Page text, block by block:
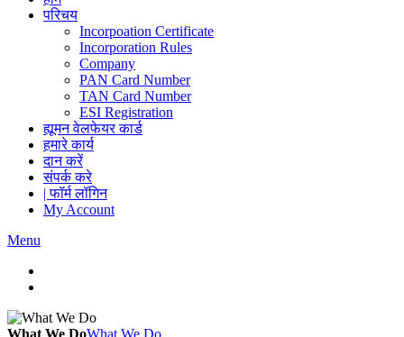
परिचय
Incorpoation Certificate
Incorporation Rules
Company
PAN Card Number
TAN Card Number
ESI Registration
ह्यूमन वेलफेयर कार्ड
हमारे कार्य
दान करें
संपर्क करे
| फॉर्म लॉगिन
My Account
Menu
What We DoWhat We Do